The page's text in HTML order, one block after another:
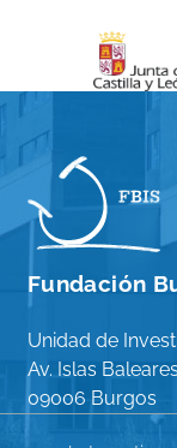
Fundación
Unidad de
Av. Islas
09006 Burgos